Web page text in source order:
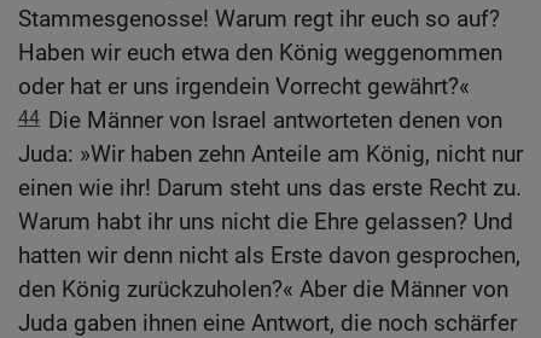
Stammesgenosse! Warum regt ihr euch so auf?
Haben wir euch etwa den König weggenommen
oder hat er uns irgendein Vorrecht gewährt?«
44 Die Männer von Israel antworteten denen von
Juda: »Wir haben zehn Anteile am König, nicht nur
einen wie ihr! Darum steht uns das erste Recht zu.
Warum habt ihr uns nicht die Ehre gelassen? Und
hatten wir denn nicht als Erste davon gesprochen,
den König zurückzuholen?« Aber die Männer von
Juda gaben ihnen eine Antwort, die noch schärfer